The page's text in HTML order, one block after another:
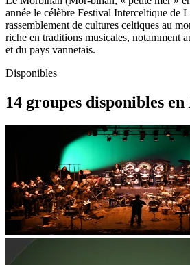
année le célèbre Festival Interceltique de
rassemblement de cultures celtiques au
riche en traditions musicales, notamment
et du pays vannetais.
Disponibles
14 groupes disponibles en